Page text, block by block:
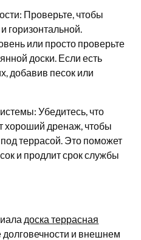
Проверьте, чтобы
горизонтальной.
или просто проверьте
доски. Если есть
добавив песок или
Убедитесь, что
хороший дренаж, чтобы
террасой. Это поможет
и продлит срок службы
доска террасная
долговечности и внешнем